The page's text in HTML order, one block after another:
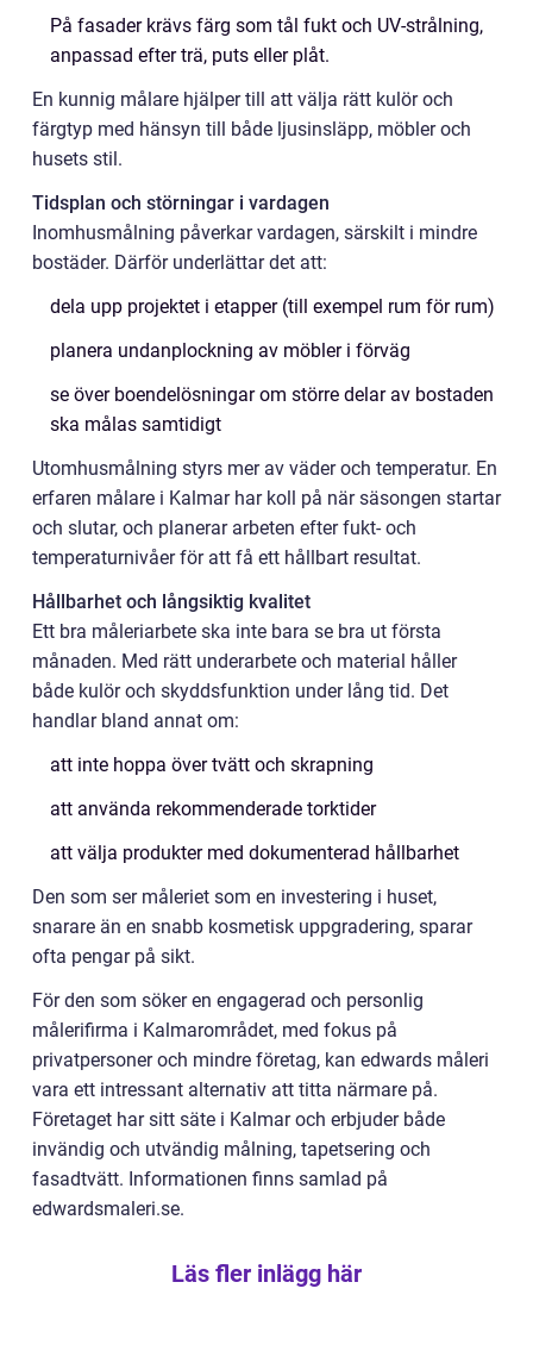
På fasader krävs färg som tål fukt och UV-strålning,
anpassad efter trä, puts eller plåt.
En kunnig målare hjälper till att välja rätt kulör och
färgtyp med hänsyn till både ljusinsläpp, möbler och
husets stil.
Tidsplan och störningar i vardagen
Inomhusmålning påverkar vardagen, särskilt i mindre
bostäder. Därför underlättar det att:
dela upp projektet i etapper (till exempel rum för rum)
planera undanplockning av möbler i förväg
se över boendelösningar om större delar av bostaden
ska målas samtidigt
Utomhusmålning styrs mer av väder och temperatur. En
erfaren målare i Kalmar har koll på när säsongen startar
och slutar, och planerar arbeten efter fukt- och
temperaturnivåer för att få ett hållbart resultat.
Hållbarhet och långsiktig kvalitet
Ett bra måleriarbete ska inte bara se bra ut första
månaden. Med rätt underarbete och material håller
både kulör och skyddsfunktion under lång tid. Det
handlar bland annat om:
att inte hoppa över tvätt och skrapning
att använda rekommenderade torktider
att välja produkter med dokumenterad hållbarhet
Den som ser måleriet som en investering i huset,
snarare än en snabb kosmetisk uppgradering, sparar
ofta pengar på sikt.
För den som söker en engagerad och personlig
målerifirma i Kalmarområdet, med fokus på
privatpersoner och mindre företag, kan edwards måleri
vara ett intressant alternativ att titta närmare på.
Företaget har sitt säte i Kalmar och erbjuder både
invändig och utvändig målning, tapetsering och
fasadtvätt. Informationen finns samlad på
edwardsmaleri.se.
Läs fler inlägg här